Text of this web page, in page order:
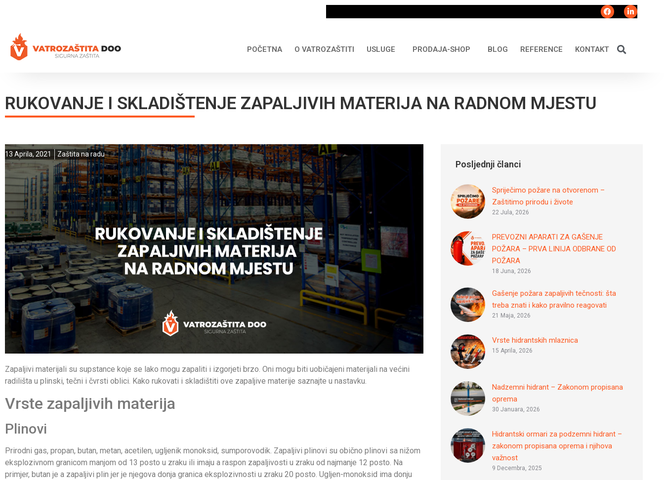
POČETNA O VATROZAŠTITI USLUGE PRODAJA-SHOP BLOG REFERENCE KONTAKT
RUKOVANJE I SKLADIŠTENJE ZAPALJIVIH MATERIJA NA RADNOM MJESTU
13 Aprila, 2021 Zaštita na radu
Zapaljivi materijali su supstance koje se lako mogu zapaliti i izgorjeti brzo. Oni mogu biti uobičajeni materijali na većini
radilišta u plinski, tečni i čvrsti oblici. Kako rukovati i skladištiti ove zapaljive materije saznajte u nastavku.
Vrste zapaljivih materija
Plinovi
Prirodni gas, propan, butan, metan, acetilen, ugljenik monoksid, sumporovodik. Zapaljivi plinovi su obično plinovi sa nižom
eksplozivnom granicom manjom od 13 posto u zraku ili imaju a raspon zapaljivosti u zraku od najmanje 12 posto. Na
primjer, butan je a zapaljivi plin jer je njegova donja granica eksplozivnosti u zraku 20 posto. Ugljen-monoksid ima donju
Posljednji članci
Spriječimo požare na otvorenom –
Zaštitimo prirodu i živote
22 Jula, 2026
PREVOZNI APARATI ZA GAŠENJE
POŽARA – PRVA LINIJA ODBRANE OD
POŽARA
18 Juna, 2026
Gašenje požara zapaljivih tečnosti: šta
treba znati i kako pravilno reagovati
21 Maja, 2026
Vrste hidrantskih mlaznica
15 Aprila, 2026
Nadzemni hidrant – Zakonom propisana
oprema
30 Januara, 2026
Hidrantski ormari za podzemni hidrant –
zakonom propisana oprema i njihova
važnost
9 Decembra, 2025